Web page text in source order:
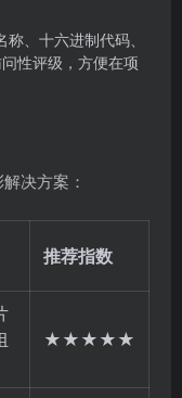
、十六进制代码、
性评级，方便在项
决方案：
推荐指数
★★★★★